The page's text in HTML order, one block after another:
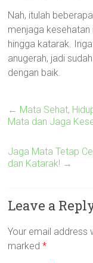
Nah, itulah
menjaga kesehatan
hingga katarak.
anugerah, jadi
dengan baik.
← Mata Sehat,
Mata dan Jaga
Jaga Mata Tetap
dan Katarak! →
Leave a
Your email address
marked*